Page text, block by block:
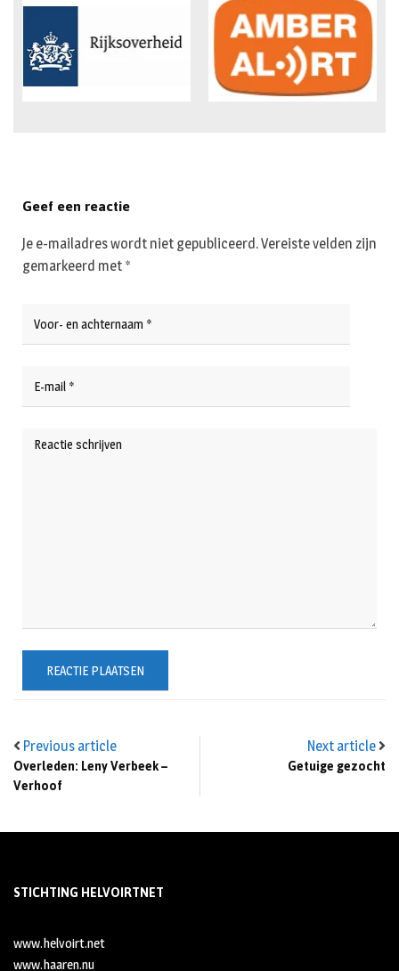
Previous article
Overleden: Leny Verbeek –
Verhoof
Next article
Getuige gezocht
Geef een reactie
Je e-mailadres wordt niet gepubliceerd.Vereiste velden zijn
gemarkeerd met *
STICHTING HELVOIRTNET
www.helvoirt.net
www.haaren.nu